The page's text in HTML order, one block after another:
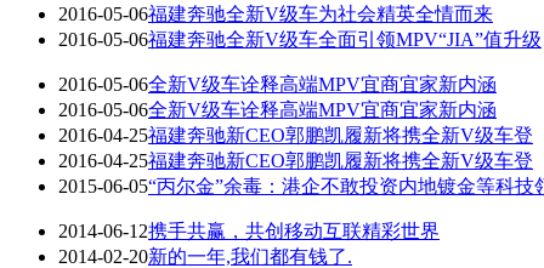
2016-05-06福建奔驰全新V级车为社会精英全情而来
2016-05-06福建奔驰全新V级车全面引领MPV“JIA”值升级
2016-05-06全新V级车诠释高端MPV宜商宜家新内涵
2016-05-06全新V级车诠释高端MPV宜商宜家新内涵
2016-04-25福建奔驰新CEO郭鹏凯履新将携全新V级车登
2016-04-25福建奔驰新CEO郭鹏凯履新将携全新V级车登
2015-06-05“丙尔金”余毒：港企不敢投资内地镀金等科技
2014-06-12携手共赢，共创移动互联精彩世界
2014-02-20新的一年,我们都有钱了.